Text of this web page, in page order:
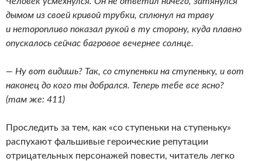
дымом из своей кривой трубки, сплюнул на траву
и неторопливо показал рукой в ту сторону, куда плавно
опускалось сейчас багровое вечернее солнце.
— Ну вот видишь? Так, со ступеньки на ступеньку, и вот
наконец до кого ты добрался. Теперь тебе все ясно?
(там же: 411)
Проследить за тем, как «со ступеньки на ступеньку»
распухают фальшивые героические репутации
отрицательных персонажей повести, читатель легко